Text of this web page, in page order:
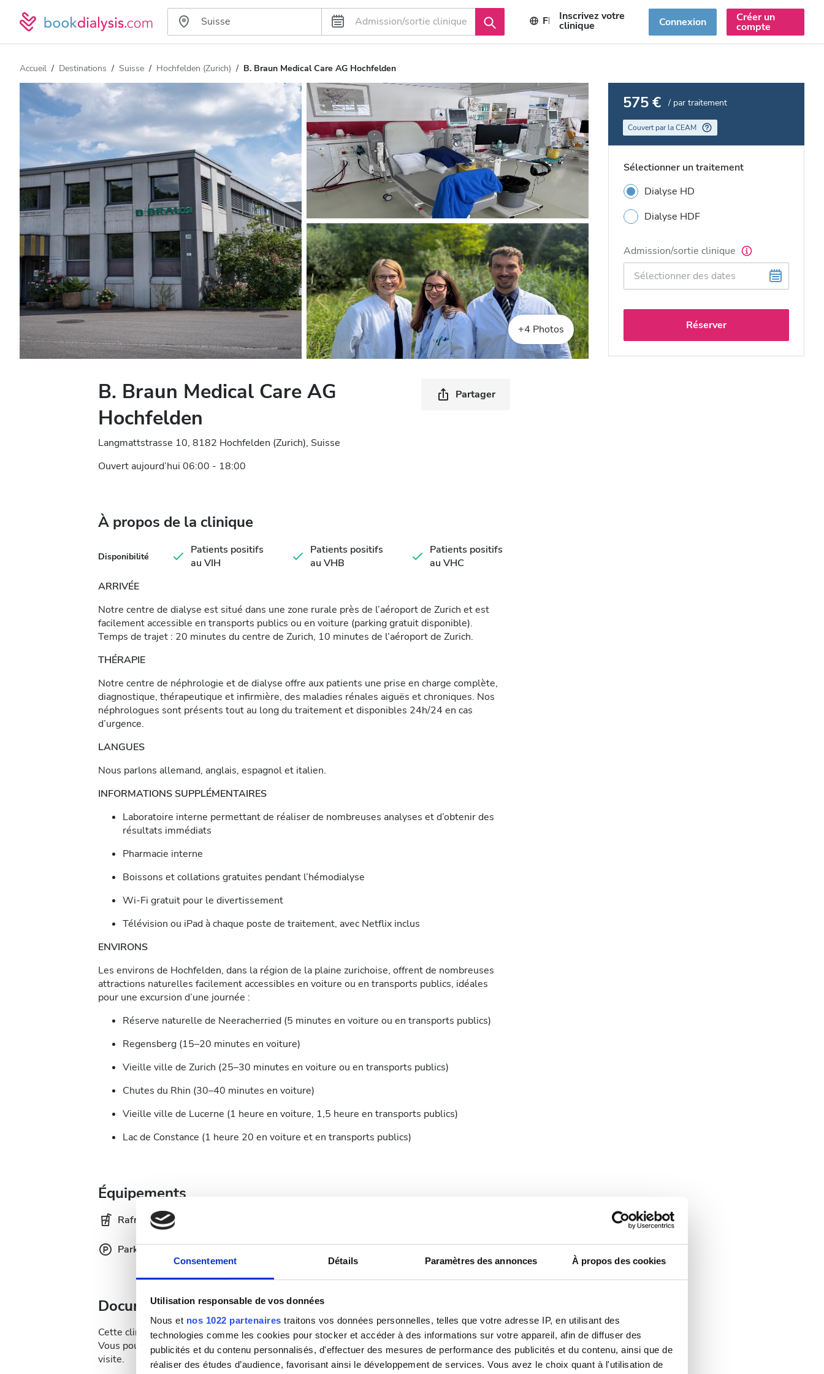
Consentement Détails Paramètres des annonces À propos des cookies
Utilisation responsable de vos données
Nous et nos 1022 partenaires traitons vos données personnelles, telles que votre adresse IP, en utilisant des
technologies comme les cookies pour stocker et accéder à des informations sur votre appareil, afin de diffuser des
publicités et du contenu personnalisés, d'effectuer des mesures de performance des publicités et du contenu, ainsi que de
réaliser des études d’audience, favorisant ainsi le développement de services. Vous avez le choix quant à l'utilisation de
FR Inscrivez votre
clinique Connexion Créer un
compte
Accueil Destinations Suisse Hochfelden (Zurich) B. Braun Medical Care AG Hochfelden
+4 Photos
B. Braun Medical Care AG
Hochfelden
Langmattstrasse 10, 8182 Hochfelden (Zurich), Suisse
Ouvert aujourd’hui 06:00 - 18:00
Partager
À propos de la clinique
Disponibilité
Patients positifs
au VIH
Patients positifs
au VHB
Patients positifs
au VHC
ARRIVÉE
Notre centre de dialyse est situé dans une zone rurale près de l’aéroport de Zurich et est
facilement accessible en transports publics ou en voiture (parking gratuit disponible).
Temps de trajet : 20 minutes du centre de Zurich, 10 minutes de l’aéroport de Zurich.
THÉRAPIE
Notre centre de néphrologie et de dialyse offre aux patients une prise en charge complète,
diagnostique, thérapeutique et infirmière, des maladies rénales aiguës et chroniques. Nos
néphrologues sont présents tout au long du traitement et disponibles 24h/24 en cas
d’urgence.
LANGUES
Nous parlons allemand, anglais, espagnol et italien.
INFORMATIONS SUPPLÉMENTAIRES
Laboratoire interne permettant de réaliser de nombreuses analyses et d’obtenir des
résultats immédiats
Pharmacie interne
Boissons et collations gratuites pendant l’hémodialyse
Wi-Fi gratuit pour le divertissement
Télévision ou iPad à chaque poste de traitement, avec Netflix inclus
ENVIRONS
Les environs de Hochfelden, dans la région de la plaine zurichoise, offrent de nombreuses
attractions naturelles facilement accessibles en voiture ou en transports publics, idéales
pour une excursion d’une journée :
Réserve naturelle de Neeracherried (5 minutes en voiture ou en transports publics)
Regensberg (15–20 minutes en voiture)
Vieille ville de Zurich (25–30 minutes en voiture ou en transports publics)
Chutes du Rhin (30–40 minutes en voiture)
Vieille ville de Lucerne (1 heure en voiture, 1,5 heure en transports publics)
Lac de Constance (1 heure 20 en voiture et en transports publics)
Équipements
Rafraîchissements
Parking gratuit
Documentation médicale
Cette clinique exige une documentation médicale spécifique pour les traitements de dialyse.
Vous pouvez téléverser les documents en ligne ou les apporter à la clinique lors de votre
visite.
575 € / par traitement
Couvert par la CEAM
Sélectionner un traitement
Dialyse HD
Dialyse HDF
Admission/sortie clinique
Réserver